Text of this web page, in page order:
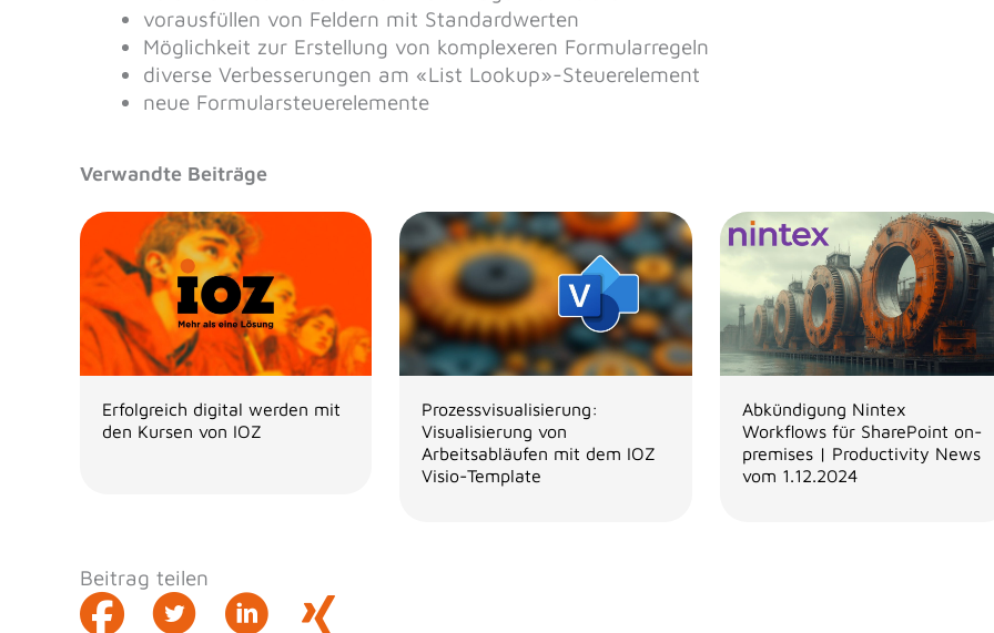
vorausfüllen von Feldern mit Standardwerten
Möglichkeit zur Erstellung von komplexeren Formularregeln
diverse Verbesserungen am «List Lookup»-Steuerelement
neue Formularsteuerelemente
Verwandte Beiträge
Erfolgreich digital werden mit
den Kursen von IOZ
Prozessvisualisierung:
Visualisierung von
Arbeitsabläufen mit dem IOZ
Visio-Template
Abkündigung Nintex
Workflows für SharePoint on-
premises | Productivity News
vom 1.12.2024
Beitrag teilen